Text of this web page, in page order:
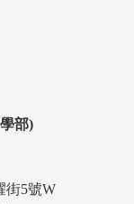
部)
街5號W